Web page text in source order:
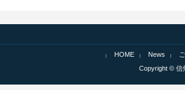
HOME News
Copyright © 信